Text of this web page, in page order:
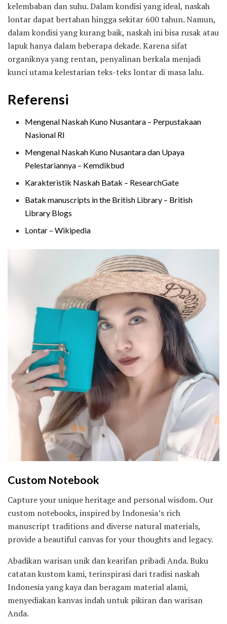
kelembaban dan suhu. Dalam kondisi yang ideal, naskah
lontar dapat bertahan hingga sekitar 600 tahun. Namun,
dalam kondisi yang kurang baik, naskah ini bisa rusak atau
lapuk hanya dalam beberapa dekade. Karena sifat
organiknya yang rentan, penyalinan berkala menjadi
kunci utama kelestarian teks-teks lontar di masa lalu.
Referensi
Mengenal Naskah Kuno Nusantara – Perpustakaan
Nasional RI
Mengenal Naskah Kuno Nusantara dan Upaya
Pelestariannya – Kemdikbud
Karakteristik Naskah Batak – ResearchGate
Batak manuscripts in the British Library – British
Library Blogs
Lontar – Wikipedia
Custom Notebook
Capture your unique heritage and personal wisdom. Our
custom notebooks, inspired by Indonesia’s rich
manuscript traditions and diverse natural materials,
provide a beautiful canvas for your thoughts and legacy.
Abadikan warisan unik dan kearifan pribadi Anda. Buku
catatan kustom kami, terinspirasi dari tradisi naskah
Indonesia yang kaya dan beragam material alami,
menyediakan kanvas indah untuk pikiran dan warisan
Anda.